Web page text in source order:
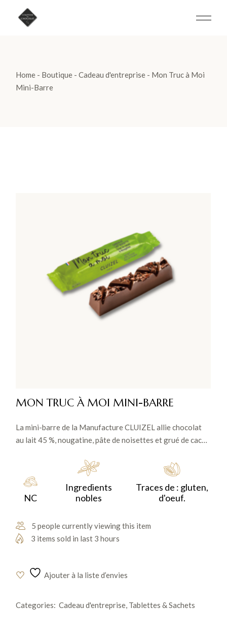
content
Home Boutique Cadeau d'entreprise
Mon Truc à Moi
Mini-Barre
MON TRUC À MOI MINI-BARRE
La mini-barre de la Manufacture CLUIZEL allie chocolat
au lait 45 %, nougatine, pâte de noisettes et grué de cacao
parfait entre douceur et croquant.
NC
Ingredients
nobles
Traces de : gluten,
d'oeuf.
5 people currently viewing this item
3 items sold in last 3 hours
Ajouter à la liste d’envies
Categories: Cadeau d'entreprise Tablettes & Sachets